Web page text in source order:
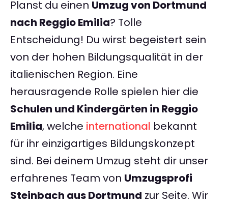
Planst du einen Umzug von Dortmund
nach Reggio Emilia? Tolle
Entscheidung! Du wirst begeistert sein
von der hohen Bildungsqualität in der
italienischen Region. Eine
herausragende Rolle spielen hier die
Schulen und Kindergärten in Reggio
Emilia, welche international bekannt
für ihr einzigartiges Bildungskonzept
sind. Bei deinem Umzug steht dir unser
erfahrenes Team von Umzugsprofi
Steinbach aus Dortmund zur Seite. Wir